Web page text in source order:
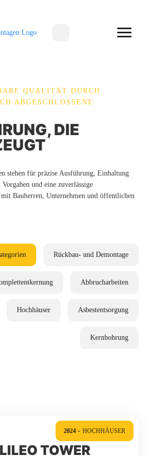
QUALITÄT DURCH
ABGESCHLOSSENE
DIE
stehen für präzise Ausführung, Einhaltung
und eine zuverlässige
Bauherren, Unternehmen und öffentlichen
Rückbau- und Demontage
Abbrucharbeiten
Hochhäuser Asbestentsorgung
Kernbohrung
2024 - HOCHHÄUSER
TOWER